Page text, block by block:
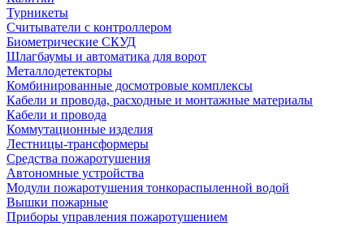
Турникеты
Считыватели с контроллером
Биометрические СКУД
Шлагбаумы и автоматика для ворот
Металлодетекторы
Комбинированные досмотровые комплексы
Кабели и провода, расходные и монтажные материалы
Кабели и провода
Коммутационные изделия
Лестницы-трансформеры
Средства пожаротушения
Автономные устройства
Модули пожаротушения тонкораспыленной водой
Вышки пожарные
Приборы управления пожаротушением